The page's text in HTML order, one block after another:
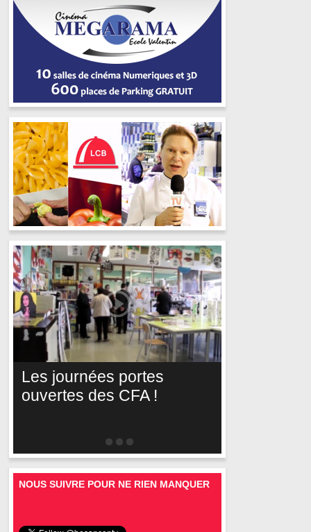
Les journées portes
ouvertes des CFA !
NOUS SUIVRE POUR NE RIEN MANQUER